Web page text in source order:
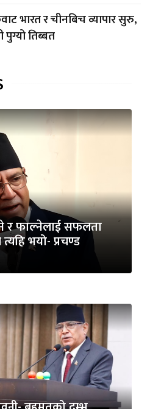
भारत र चीनबिच व्यापार सुरु,
पुग्यो तिब्बत
र फाल्नेलाई सफलता
भयो- प्रचण्ड